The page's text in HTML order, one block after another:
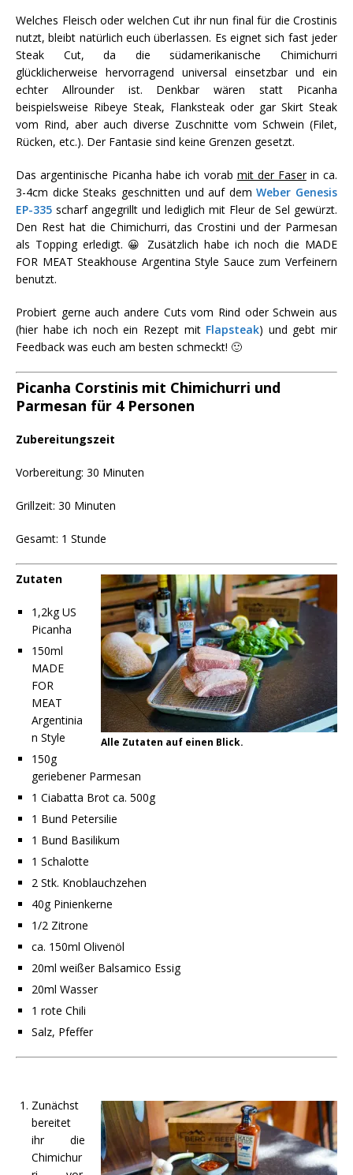
Welches Fleisch oder welchen Cut ihr nun final für die Crostinis
nutzt, bleibt natürlich euch überlassen. Es eignet sich fast jeder
Steak Cut, da die südamerikanische Chimichurri
glücklicherweise hervorragend universal einsetzbar und ein
echter Allrounder ist. Denkbar wären statt Picanha
beispielsweise Ribeye Steak, Flanksteak oder gar Skirt Steak
vom Rind, aber auch diverse Zuschnitte vom Schwein (Filet,
Rücken, etc.). Der Fantasie sind keine Grenzen gesetzt.
Das argentinische Picanha habe ich vorab mit der Faserin ca.
3-4cm dicke Steaks geschnitten und auf demWeber Genesis
EP-335 scharf angegrillt und lediglich mit Fleur de Sel gewürzt.
Den Rest hat die Chimichurri, das Crostini und der Parmesan
als Topping erledigt. 😀 Zusätzlich habe ich noch die MADE
FOR MEAT Steakhouse Argentina Style Sauce zum Verfeinern
benutzt.
Probiert gerne auch andere Cuts vom Rind oder Schwein aus
(hier habe ich noch ein Rezept mit Flapsteak) und gebt mir
Feedback was euch am besten schmeckt! 🙂
Picanha Corstinis mit Chimichurri und
Parmesan für 4 Personen
Zubereitungszeit
Vorbereitung: 30 Minuten
Grillzeit: 30 Minuten
Gesamt: 1 Stunde
Alle Zutaten auf einen Blick.
Zutaten
1,2kg US
Picanha
150ml
MADE
FOR
MEAT
Argentinia
n Style
150g
geriebener Parmesan
1 Ciabatta Brot ca. 500g
1 Bund Petersilie
1 Bund Basilikum
1 Schalotte
2 Stk. Knoblauchzehen
40g Pinienkerne
1/2 Zitrone
ca. 150ml Olivenöl
20ml weißer Balsamico Essig
20ml Wasser
1 rote Chili
Salz, Pfeffer
Zunächst
bereitet
ihr die
Chimichur